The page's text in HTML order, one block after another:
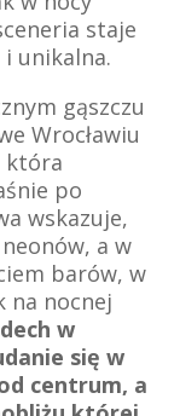
staje
unikalna.
gąszczu
Wrocławiu
która
po
wskazuje,
a w
barów, w
na nocnej
w
się w
centrum, a